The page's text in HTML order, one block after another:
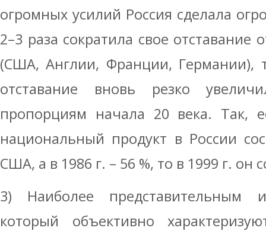
огромных усилий Россия сделала
2–3 раза сократила свое
(США, Англии, Франции, Германии),
отставание вновь резко
пропорциям начала 20 века. Так,
национальный продукт в России
США, а в 1986 г. – 56 %, то в 1999 г. он
3) Наиболее представительным
который объективно